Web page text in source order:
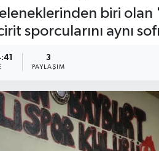
biri
sporcularını aynı
3
PAYLAŞIM